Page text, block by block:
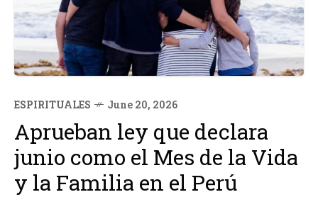
ESPIRITUALES June 20, 2026
Aprueban ley que declara
junio como el Mes de la Vida
y la Familia en el Perú